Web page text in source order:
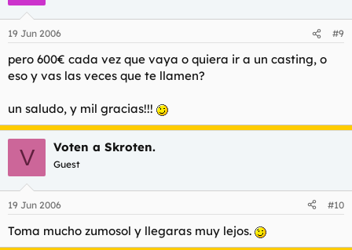
19 Jun 2006 #9
pero 600€ cada vez que vaya o quiera ir a un casting, o
eso y vas las veces que te llamen?
un saludo, y mil gracias!!!
V Voten a Skroten.
Guest
19 Jun 2006 #10
Toma mucho zumosol y llegaras muy lejos.